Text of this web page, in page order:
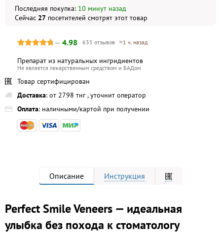
Последняя покупка: 10 минут назад
Сейчас 27 посетителей смотрят этот товар
— 4.98 635 отзывов ≈1 ч. назад
Препарат из натуральных ингридиентов
Не является лекарственным средством и БАДом
Товар сертифицирован
Доставка: от 2798 тнг , уточнит оператор
Оплата: наличными/картой при получении
Описание Инструкция
Perfect Smile Veneers — идеальная
улыбка без похода к стоматологу